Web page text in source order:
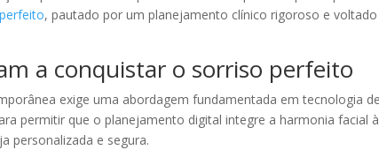
, pautado por um planejamento clínico rigoroso e voltado
a conquistar o sorriso perfeito
exige uma abordagem fundamentada em tecnologia
permitir que o planejamento digital integre a harmonia facial à
personalizada e segura.